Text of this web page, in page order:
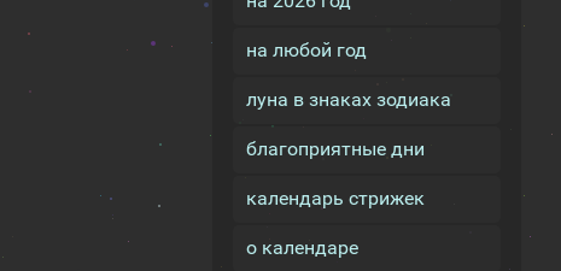
на любой год
луна в знаках зодиака
благоприятные дни
календарь стрижек
о календаре